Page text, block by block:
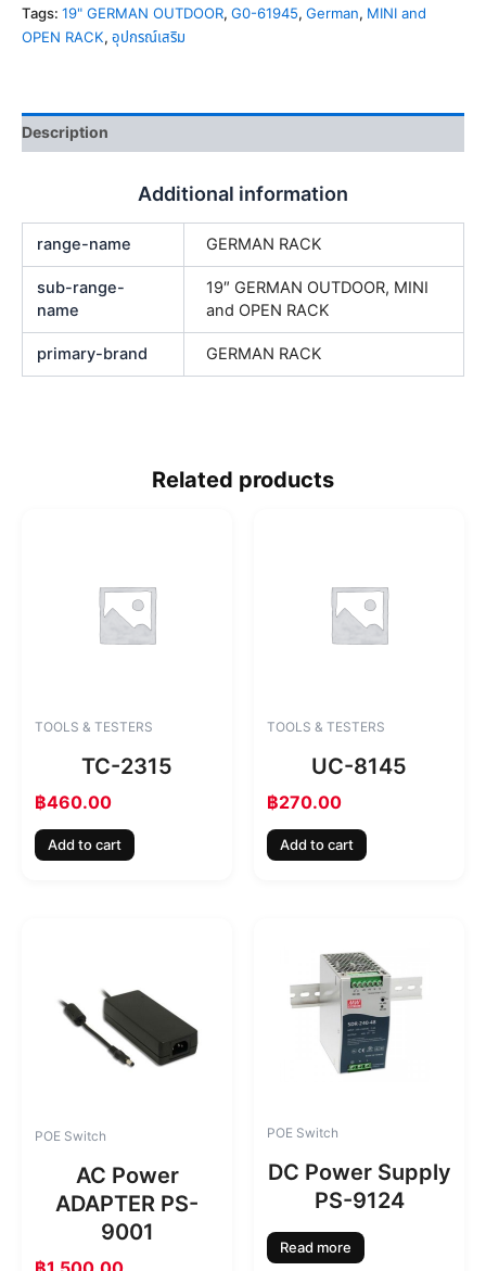
Tags: 19" GERMAN OUTDOOR, G0-61945, German, MINI and
OPEN RACK, อุปกรณ์เสริม
Description
Additional information
range-name GERMAN RACK
sub-range-
name
19″ GERMAN OUTDOOR, MINI
and OPEN RACK
primary-brand GERMAN RACK
Related products
TOOLS & TESTERS
TC-2315
฿460.00
Add to cart
TOOLS & TESTERS
UC-8145
฿270.00
Add to cart
POE Switch
AC Power
ADAPTER PS-
9001
POE Switch
DC Power Supply
PS-9124
Read more